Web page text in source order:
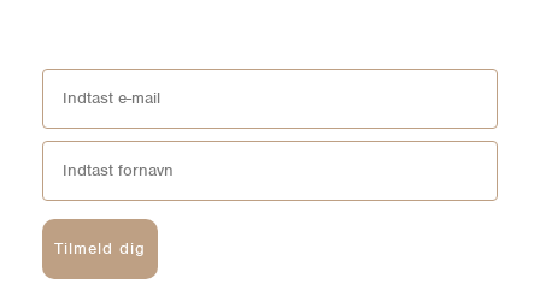
Tilmeld dig